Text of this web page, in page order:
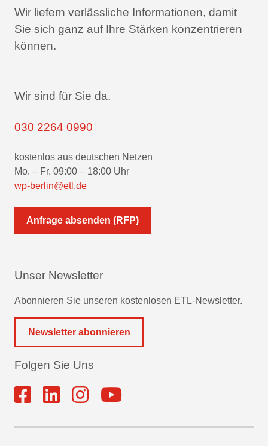
Wir liefern verlässliche Informationen, damit
Sie sich ganz auf Ihre Stärken konzentrieren
können.
Wir sind für Sie da.
030 2264 0990
kostenlos aus deutschen Netzen
Mo. – Fr. 09:00 – 18:00 Uhr
wp-berlin@etl.de
Anfrage absenden (RFP)
Unser Newsletter
Abonnieren Sie unseren kostenlosen ETL-Newsletter.
Newsletter abonnieren
Folgen Sie Uns